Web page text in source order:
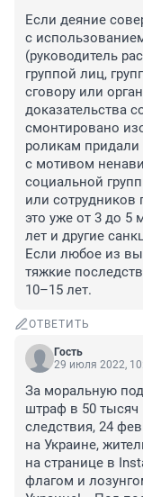
Если деяние
с
(руководитель
группой лиц,
сговору или
доказательства
смонтировано
роликам
с мотивом
социальной
или сотрудников
это уже от 3 до 5
лет и другие
Если любое из
тяжкие
10–15 лет.
ОТВЕТИТЬ
Гость
29 июля 2022,
За моральную
штраф в 50 тысяч
следствия, 24
на Украине,
на странице в
флагом и